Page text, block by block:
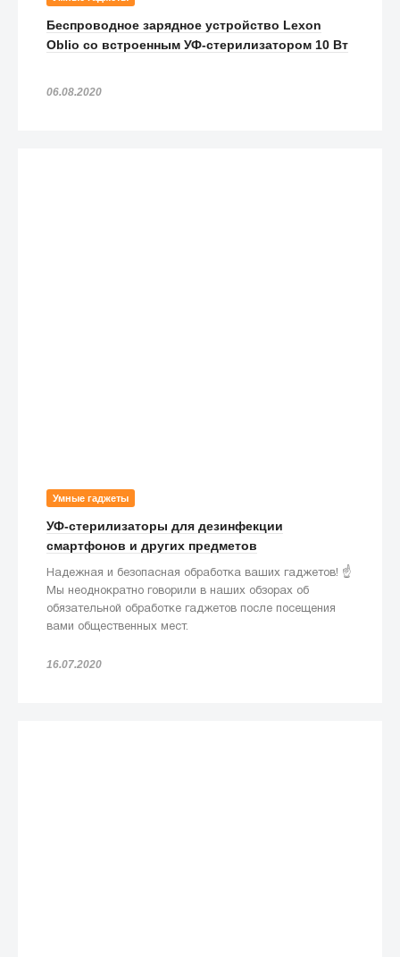
Беспроводное зарядное устройство Lexon
Oblio со встроенным УФ-стерилизатором 10 Вт
06.08.2020
Умные гаджеты
УФ-стерилизаторы для дезинфекции
смартфонов и других предметов
Надежная и безопасная обработка ваших гаджетов! ☝️
Мы неоднократно говорили в наших обзорах об
обязательной обработке гаджетов после посещения
вами общественных мест.
16.07.2020